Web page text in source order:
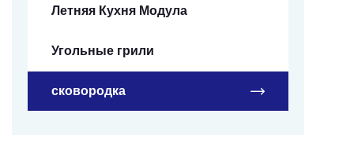
Летняя Кухня Модула
Угольные грили
сковородка